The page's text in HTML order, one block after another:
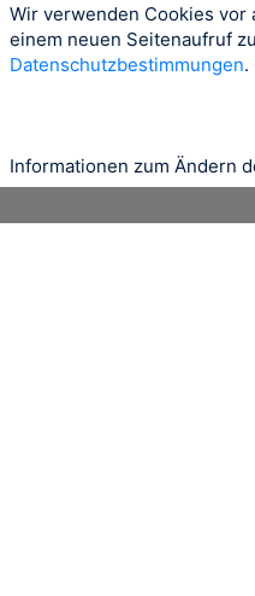
Wir verwenden Cookies vor
einem neuen Seitenaufruf
Datenschutzbestimmungen.
Informationen zum Ändern